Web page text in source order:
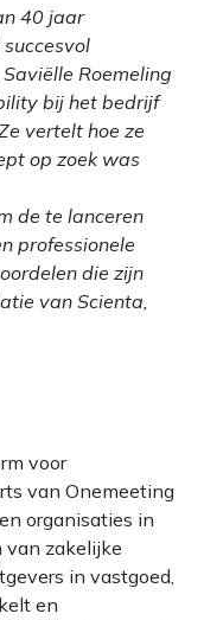
40 jaar
Roemeling
bij het bedrijf
vertelt hoe ze
op zoek was
de te lanceren
professionele
die zijn
van Scienta,
voor
van Onemeeting
organisaties in
van zakelijke
in vastgoed,
en